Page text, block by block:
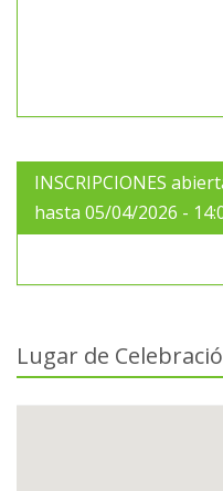
INSCRIPCIONES
hasta 05/04/2026 -
Lugar de